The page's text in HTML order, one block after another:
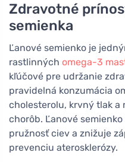
Zdravotné
semienka
Ľanové semienko je
rastlinných omega-3
kľúčové pre udržanie
pravidelná konzumácia
cholesterolu, krvný tlak a
chorôb. Ľanové
pružnosť ciev a znižuje
prevenciu aterosklerózy.